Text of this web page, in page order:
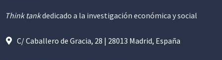
Think tankdedicado a la investigación económica y social
C/ Caballero de Gracia, 28 | 28013 Madrid, España